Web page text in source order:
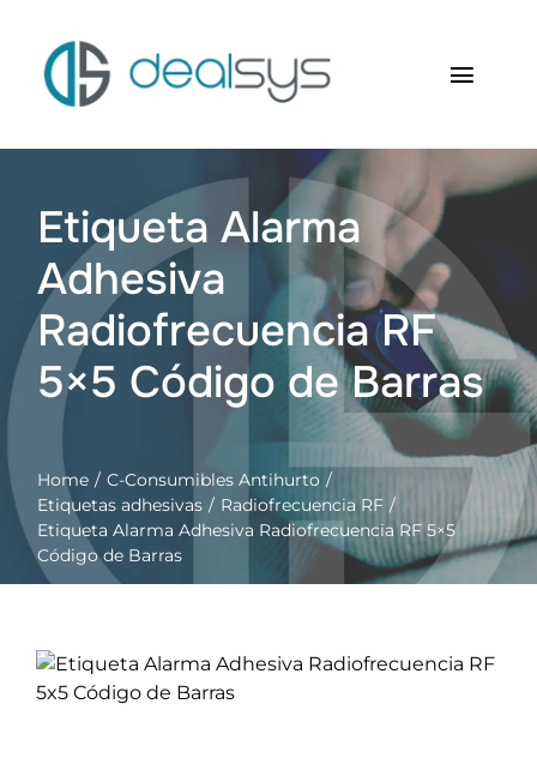
contenido
Quienes somos
Productos
RFID Soluciones
Carrito
Mi cuenta
Etiqueta Alarma
Adhesiva
Radiofrecuencia RF
5×5 Código de Barras
Home
C-Consumibles Antihurto
Etiquetas adhesivas
Radiofrecuencia RF
Etiqueta Alarma Adhesiva Radiofrecuencia RF 5×5
Código de Barras